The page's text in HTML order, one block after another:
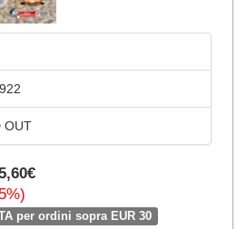
OUT
per ordini sopra EUR 30